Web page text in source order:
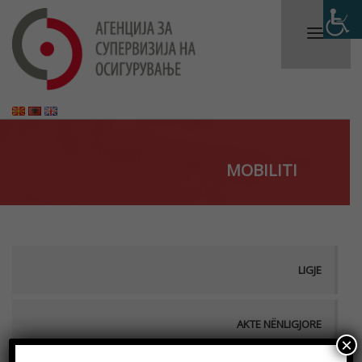
MOBILITI
LIGJE
AKTE NËNLIGJORE
×